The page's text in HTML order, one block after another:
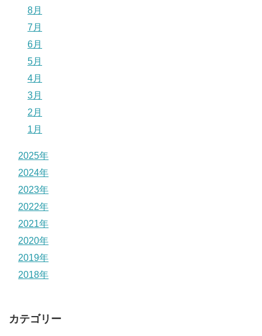
8月
7月
6月
5月
4月
3月
2月
1月
2025年
2024年
2023年
2022年
2021年
2020年
2019年
2018年
カテゴリー